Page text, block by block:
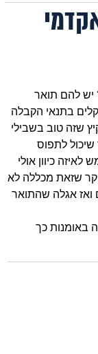
יש להם תואר
בתנאי הקבלה
שזה טוב בשבילי
לתפוס
כיוון אולי
שזאת מכללה לא
ואז סתם אבזבז 3 שנים ואז אגלה שהתואר
באומנות כך